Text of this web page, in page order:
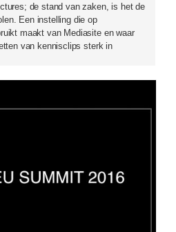
de stand van zaken, is het de
Een instelling die op
maakt van Mediasite en waar
van kennisclips sterk in